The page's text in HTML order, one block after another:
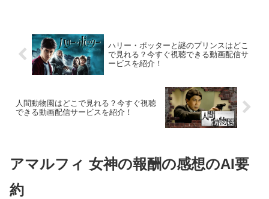
ハリー・ポッターと謎のプリンスはどこ
で見れる？今すぐ視聴できる動画配信サ
ービスを紹介！
人間動物園はどこで見れる？今すぐ視聴
できる動画配信サービスを紹介！
アマルフィ 女神の報酬の感想のAI要
約